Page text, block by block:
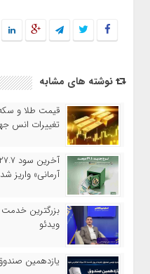
نوشته های مشابه
تغییرات انس
آرمانی» واریز شد؛
بزرگترین خدمت
ویدئو
یازدهمین